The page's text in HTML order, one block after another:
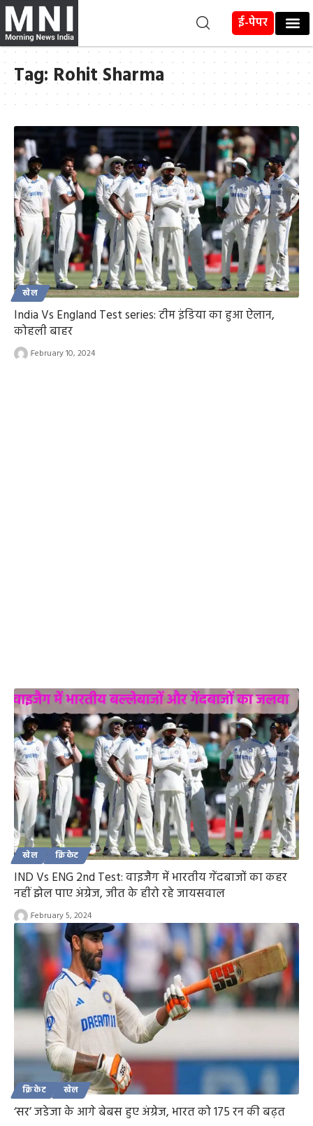
ई-पेपर
Tag: Rohit Sharma
खेल
India Vs England Test series: टीम इंडिया का हुआ ऐलान,
कोहली बाहर
February 10, 2024
खेल क्रिकेट
IND Vs ENG 2nd Test: वाइजैग में भारतीय गेंदबाजों का कहर
नहीं झेल पाए अंग्रेज, जीत के हीरो रहे जायसवाल
February 5, 2024
क्रिकेट खेल
‘सर’ जडेजा के आगे बेबस हुए अंग्रेज, भारत को 175 रन की बढ़त